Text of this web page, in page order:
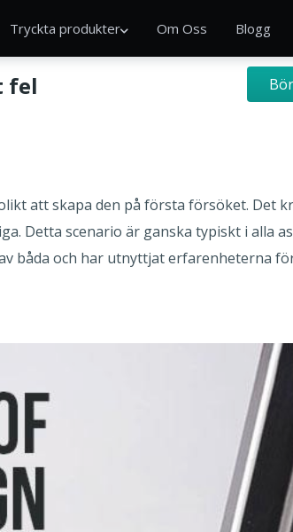
Tryckta produkter Om Oss Blogg
fel
att skapa den på första försöket. Det
Detta scenario är ganska typiskt i alla
båda och har utnyttjat erfarenheterna